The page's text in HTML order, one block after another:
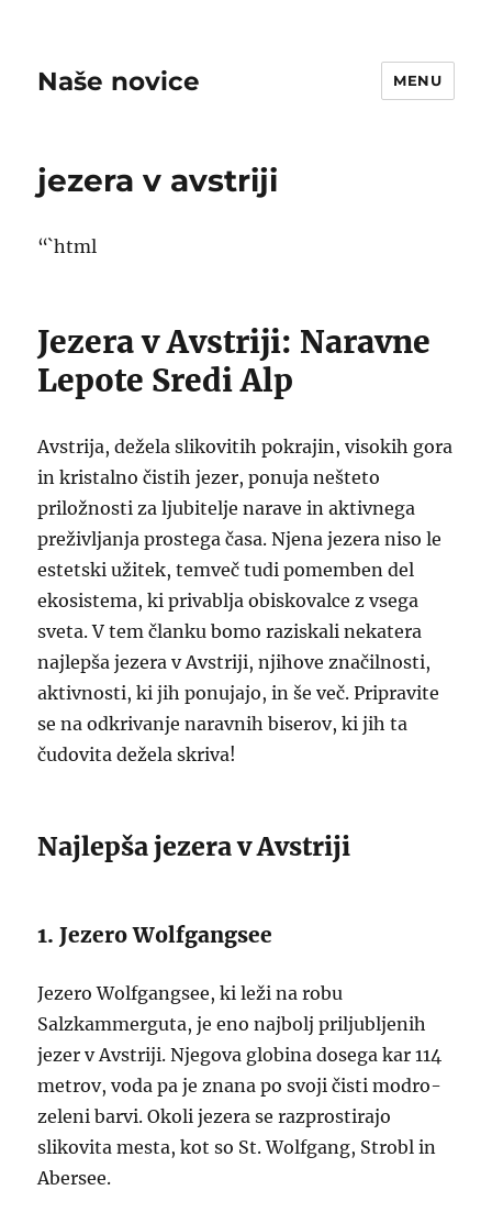
Naše novice MENU
jezera v avstriji
“`html
Jezera v Avstriji: Naravne
Lepote Sredi Alp
Avstrija, dežela slikovitih pokrajin, visokih gora
in kristalno čistih jezer, ponuja nešteto
priložnosti za ljubitelje narave in aktivnega
preživljanja prostega časa. Njena jezera niso le
estetski užitek, temveč tudi pomemben del
ekosistema, ki privablja obiskovalce z vsega
sveta. V tem članku bomo raziskali nekatera
najlepša jezera v Avstriji, njihove značilnosti,
aktivnosti, ki jih ponujajo, in še več. Pripravite
se na odkrivanje naravnih biserov, ki jih ta
čudovita dežela skriva!
Najlepša jezera v Avstriji
1. Jezero Wolfgangsee
Jezero Wolfgangsee, ki leži na robu
Salzkammerguta, je eno najbolj priljubljenih
jezer v Avstriji. Njegova globina dosega kar 114
metrov, voda pa je znana po svoji čisti modro-
zeleni barvi. Okoli jezera se razprostirajo
slikovita mesta, kot so St. Wolfgang, Strobl in
Abersee.